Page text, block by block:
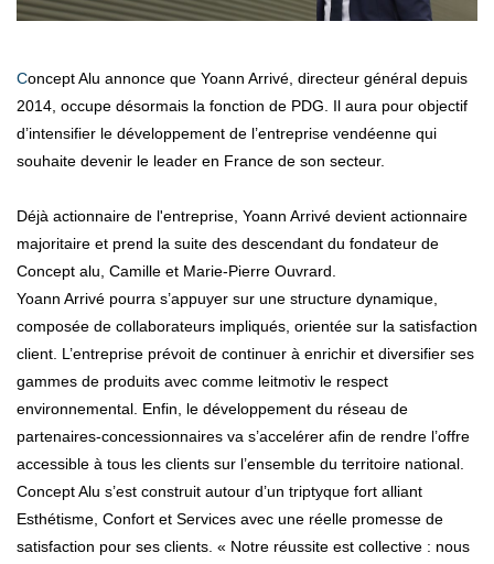
Concept Alu annonce que Yoann Arrivé, directeur général depuis
2014, occupe désormais la fonction de PDG. Il aura pour objectif
d’intensifier le développement de l’entreprise vendéenne qui
souhaite devenir le leader en France de son secteur.
Déjà actionnaire de l'entreprise, Yoann Arrivé devient actionnaire
majoritaire et prend la suite des descendant du fondateur de
Concept alu, Camille et Marie-Pierre Ouvrard.
Yoann Arrivé pourra s’appuyer sur une structure dynamique,
composée de collaborateurs impliqués, orientée sur la satisfaction
client. L’entreprise prévoit de continuer à enrichir et diversifier ses
gammes de produits avec comme leitmotiv le respect
environnemental. Enfin, le développement du réseau de
partenaires-concessionnaires va s’accelérer afin de rendre l’offre
accessible à tous les clients sur l’ensemble du territoire national.
Concept Alu s’est construit autour d’un triptyque fort alliant
Esthétisme, Confort et Services avec une réelle promesse de
satisfaction pour ses clients. « Notre réussite est collective : nous